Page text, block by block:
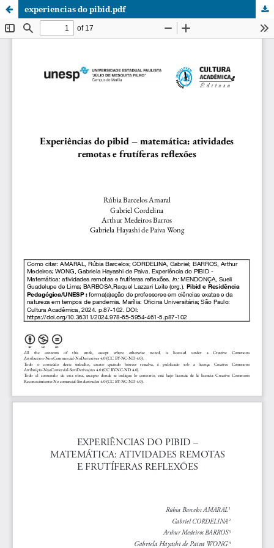
experiencias do pibid.pdf